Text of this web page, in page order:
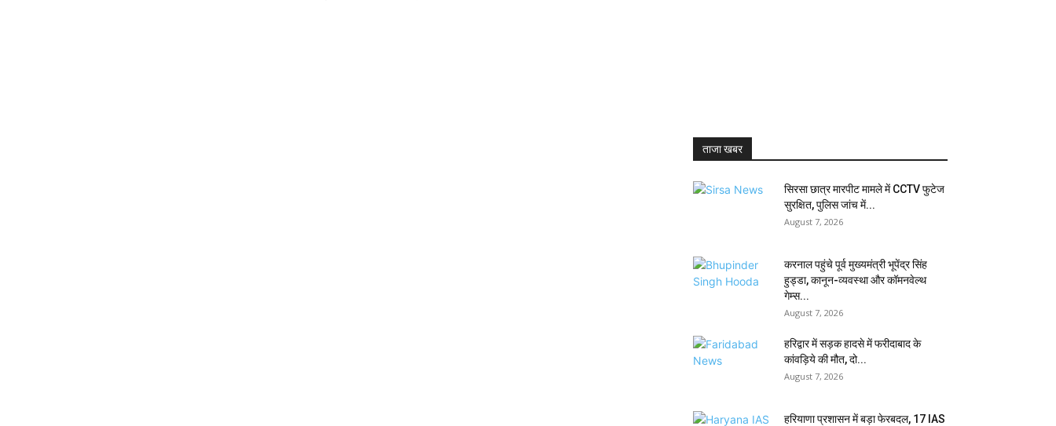
ताजा खबर
सिरसा छात्र मारपीट मामले में CCTV फुटेज
सुरक्षित, पुलिस जांच में...
August 7, 2026
करनाल पहुंचे पूर्व मुख्यमंत्री भूपेंद्र सिंह
हुड्डा, कानून-व्यवस्था और कॉमनवेल्थ
गेम्स...
August 7, 2026
हरिद्वार में सड़क हादसे में फरीदाबाद के
कांवड़िये की मौत, दो...
August 7, 2026
हरियाणा प्रशासन में बड़ा फेरबदल, 17 IAS